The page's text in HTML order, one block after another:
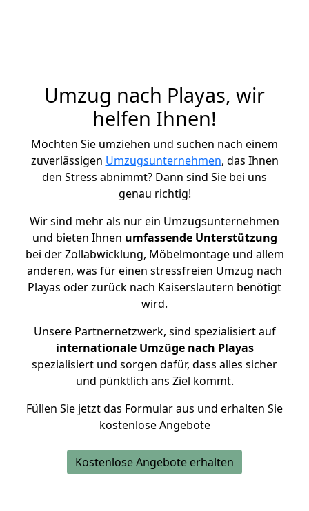
Umzug nach Playas, wir
helfen Ihnen!
Möchten Sie umziehen und suchen nach einem
zuverlässigen Umzugsunternehmen, das Ihnen
den Stress abnimmt? Dann sind Sie bei uns
genau richtig!
Wir sind mehr als nur ein Umzugsunternehmen
und bieten Ihnen umfassende Unterstützung
bei der Zollabwicklung, Möbelmontage und allem
anderen, was für einen stressfreien Umzug nach
Playas oder zurück nach Kaiserslautern benötigt
wird.
Unsere Partnernetzwerk, sind spezialisiert auf
internationale Umzüge nach Playas
spezialisiert und sorgen dafür, dass alles sicher
und pünktlich ans Ziel kommt.
Füllen Sie jetzt das Formular aus und erhalten Sie
kostenlose Angebote
Kostenlose Angebote erhalten